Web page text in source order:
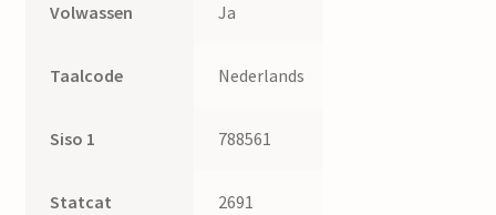
Volwassen Ja
Taalcode Nederlands
Siso 1 788561
Statcat 2691